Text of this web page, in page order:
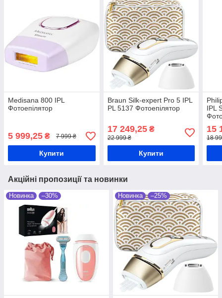
Medisana 800 IPL
Фотоепілятор
5 999,25 ₴ 7 999 ₴
Купити
Braun Silk-expert Pro 5 IPL
PL 5137 Фотоепілятор
17 249,25₴
22 999 ₴
Купити
IPL
15
18
Акційні пропозиції та новинки
Новинка –30% Новинка –25%